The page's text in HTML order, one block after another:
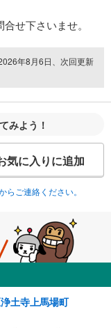
せ下さいませ。
年8月6日、次回更新
みよう！
気に入りに追加
ご連絡ください。
土寺上馬場町